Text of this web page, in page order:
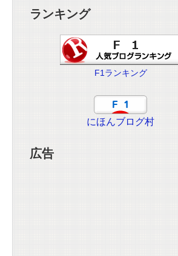
ランキング
F1ランキング
にほんブログ村
広告